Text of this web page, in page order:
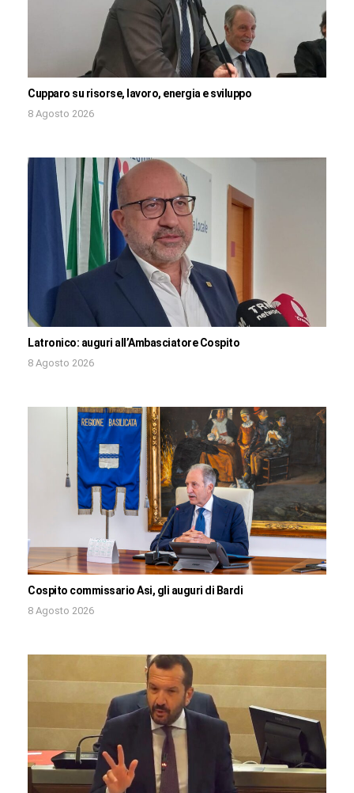
Cupparo su risorse, lavoro, energia e sviluppo
8 Agosto 2026
Latronico: auguri all’Ambasciatore Cospito
8 Agosto 2026
Cospito commissario Asi, gli auguri di Bardi
8 Agosto 2026